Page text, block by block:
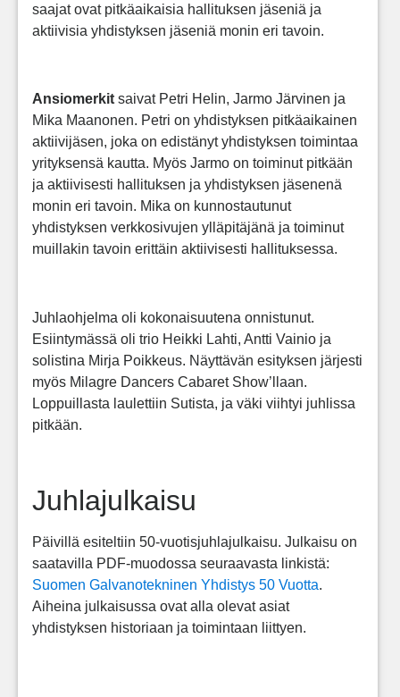
saajat ovat pitkäaikaisia hallituksen jäseniä ja
aktiivisia yhdistyksen jäseniä monin eri tavoin.
Ansiomerkit saivat Petri Helin, Jarmo Järvinen ja
Mika Maanonen. Petri on yhdistyksen pitkäaikainen
aktiivijäsen, joka on edistänyt yhdistyksen toimintaa
yrityksensä kautta. Myös Jarmo on toiminut pitkään
ja aktiivisesti hallituksen ja yhdistyksen jäsenenä
monin eri tavoin. Mika on kunnostautunut
yhdistyksen verkkosivujen ylläpitäjänä ja toiminut
muillakin tavoin erittäin aktiivisesti hallituksessa.
Juhlaohjelma oli kokonaisuutena onnistunut.
Esiintymässä oli trio Heikki Lahti, Antti Vainio ja
solistina Mirja Poikkeus. Näyttävän esityksen järjesti
myös Milagre Dancers Cabaret Show’llaan.
Loppuillasta laulettiin Sutista, ja väki viihtyi juhlissa
pitkään.
Juhlajulkaisu
Päivillä esiteltiin 50-vuotisjuhlajulkaisu. Julkaisu on
saatavilla PDF-muodossa seuraavasta linkistä:
Suomen Galvanotekninen Yhdistys 50 Vuotta.
Aiheina julkaisussa ovat alla olevat asiat
yhdistyksen historiaan ja toimintaan liittyen.